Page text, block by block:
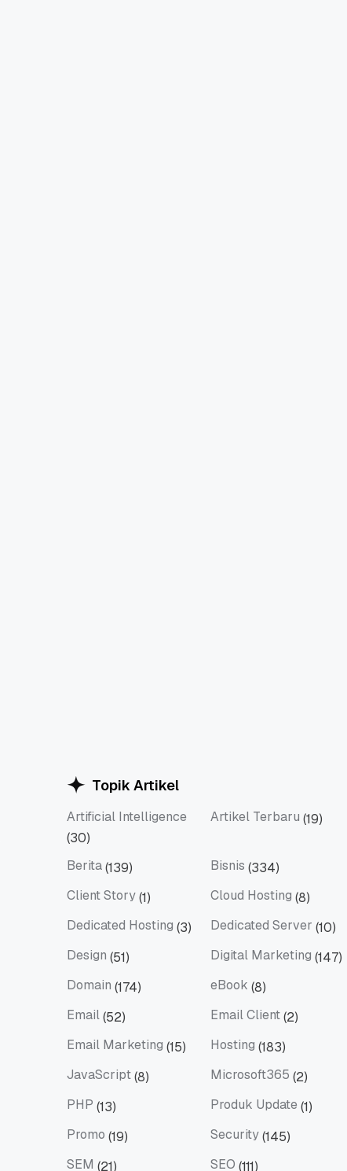
Topik Artikel
Artificial Intelligence
Artificial Intelligence
(30)
Artikel Terbaru (19)
Berita(139) Bisnis (334)
Client Story(1) Cloud Hosting (8)
Dedicated Hosting (3) Dedicated Server (10)
Design (51) Digital Marketing (147)
Domain (174) eBook (8)
Email(52) Email Client(2)
Email Marketing (15) Hosting (183)
JavaScript(8) Microsoft365 (2)
PHP (13) Produk Update (1)
Promo (19) Security(145)
SEM (21) SEO (111)